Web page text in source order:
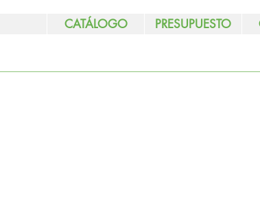
CATÁLOGO PRESUPUESTO